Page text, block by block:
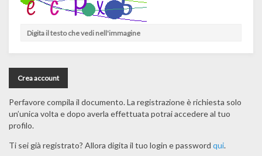
Perfavore compila il documento. La registrazione è richiesta solo
un’unica volta e dopo averla effettuata potrai accedere al tuo
profilo.
Ti sei già registrato? Allora digita il tuo login e password qui.